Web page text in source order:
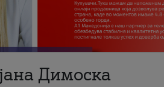
Димоска